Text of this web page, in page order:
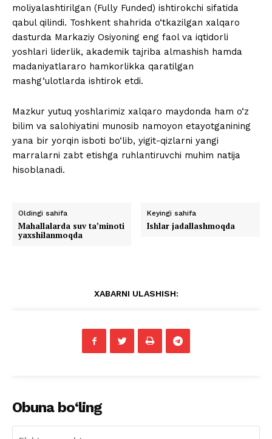
moliyalashtirilgan (Fully Funded) ishtirokchi sifatida
qabul qilindi. Toshkent shahrida o‘tkazilgan xalqaro
dasturda Markaziy Osiyoning eng faol va iqtidorli
yoshlari liderlik, akademik tajriba almashish hamda
madaniyatlararo hamkorlikka qaratilgan
mashg‘ulotlarda ishtirok etdi.
Mazkur yutuq yoshlarimiz xalqaro maydonda ham o‘z
bilim va salohiyatini munosib namoyon etayotganining
yana bir yorqin isboti bo‘lib, yigit-qizlarni yangi
marralarni zabt etishga ruhlantiruvchi muhim natija
hisoblanadi.
Oldingi sahifa
Mahallalarda suv ta’minoti
yaxshilanmoqda
Keyingi sahifa
Ishlar jadallashmoqda
XABARNI ULASHISH:
Obuna bo‘ling